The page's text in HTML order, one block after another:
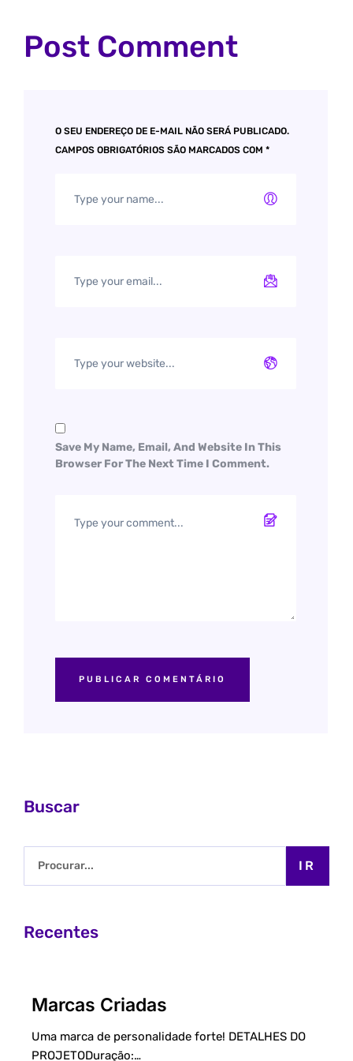
Post Comment
O SEU ENDEREÇO DE E-MAIL NÃO SERÁ PUBLICADO.
CAMPOS OBRIGATÓRIOS SÃO MARCADOS COM *
Save My Name, Email, And Website In This
Browser For The Next Time I Comment.
Buscar
IR
Recentes
Marcas Criadas
Uma marca de personalidade forte! DETALHES DO
PROJETODuração:…